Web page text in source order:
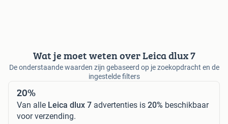
Wat je moet weten over Leica dlux 7
De onderstaande waarden zijn gebaseerd op je zoekopdracht en de
ingestelde filters
20%
Van alle Leica dlux 7 advertenties is 20% beschikbaar
voor verzending.